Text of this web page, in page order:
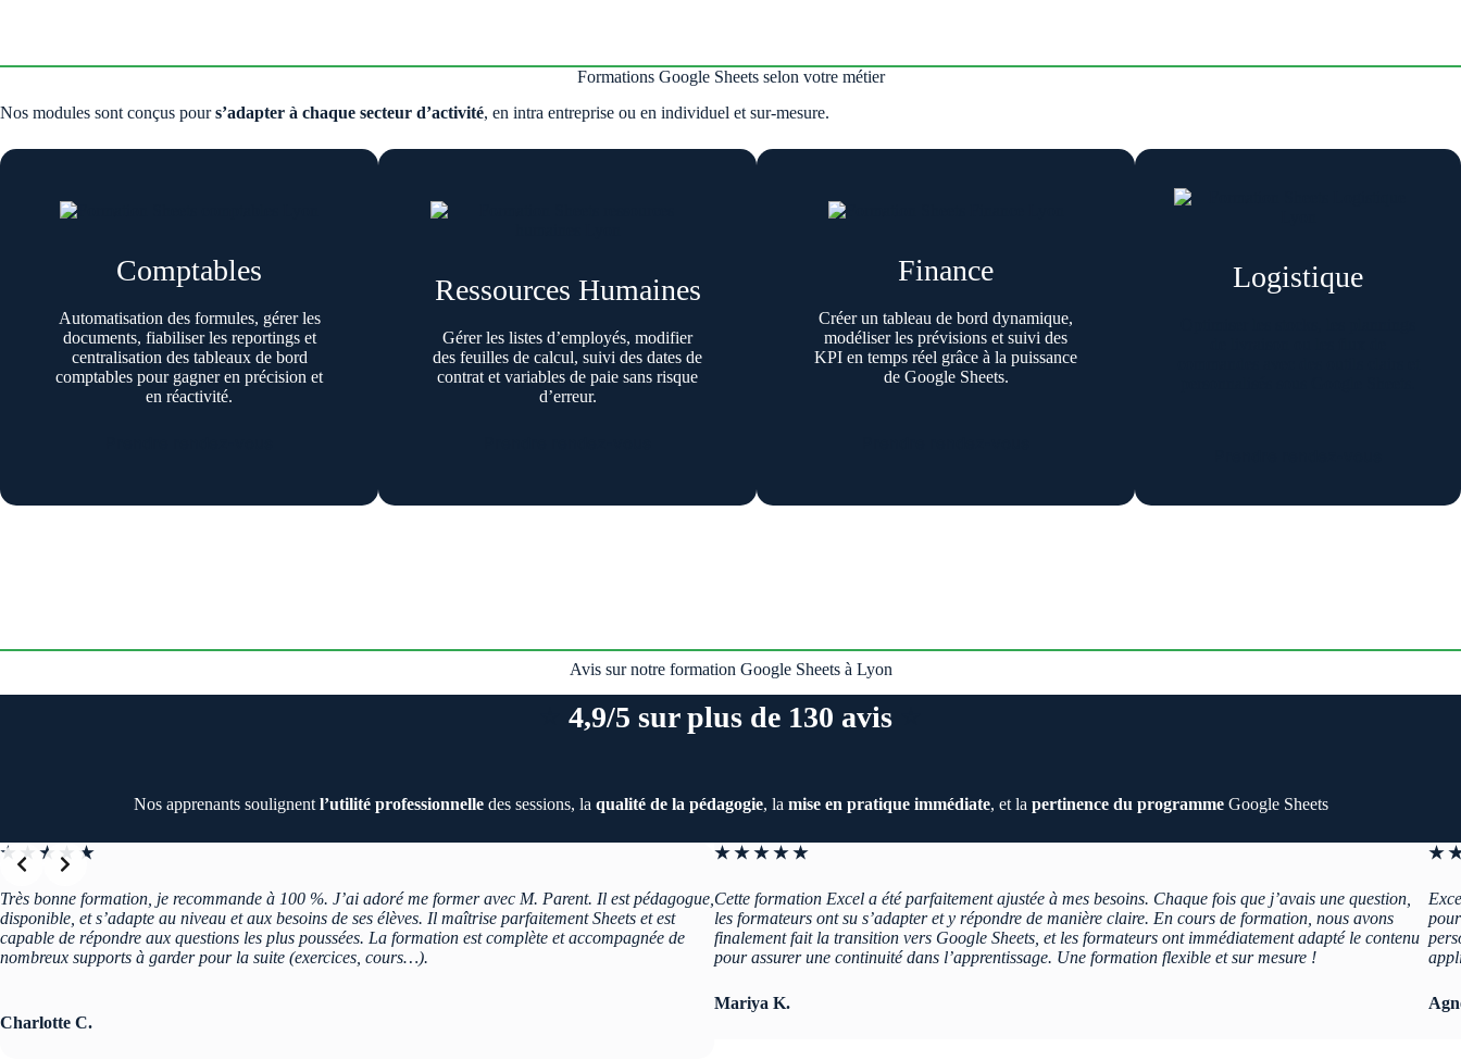
Formations Google Sheets selon votre métier
Nos modules sont conçus pours’adapter à chaque secteur d’activité, en intra entreprise ou en individuel et sur-mesure.
Comptables
Automatisation des formules, gérer les
documents, fiabiliser les reportings et
centralisation des tableaux de bord
comptables pour gagner en précision et
en réactivité.
Ressources Humaines
Gérer les listes d’employés, modifier
des feuilles de calcul, suivi des dates de
contrat et variables de paie sans risque
d’erreur.
Finance
Créer un tableau de bord dynamique,
modéliser les prévisions et suivi des
KPI en temps réel grâce à la puissance
de Google Sheets.
Logistique
Avis sur notre formation Google Sheets à Lyon
4,9/5 sur plus de 130 avis
Nos apprenants soulignent l’utilité professionnelle des sessions, la qualité de la pédagogie, lamise en pratique immédiate, et la pertinence du programme Google Sheets
★ ★ ★ ★ ★
Très bonne formation, je recommande à 100 %. J’ai adoré me former avec M. Parent. Il est pédagogue,
disponible, et s’adapte au niveau et aux besoins de ses élèves. Il maîtrise parfaitement Sheets et est
capable de répondre aux questions les plus poussées. La formation est complète et accompagnée de
nombreux supports à garder pour la suite (exercices, cours…).
Charlotte C.
★ ★ ★ ★ ★
Cette formation Excel a été parfaitement ajustée à mes besoins. Chaque fois que j’avais une question,
les formateurs ont su s’adapter et y répondre de manière claire. En cours de formation, nous avons
finalement fait la transition vers Google Sheets, et les formateurs ont immédiatement adapté le contenu
pour assurer une continuité dans l’apprentissage. Une formation flexible et sur mesure !
Mariya K.
★